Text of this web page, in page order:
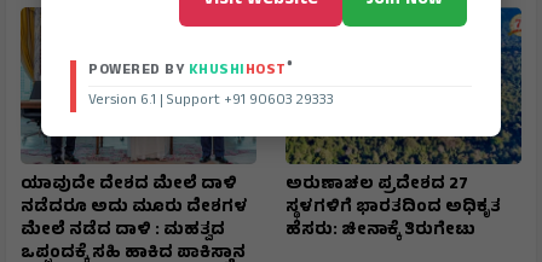
ಯಾವುದೇ ದೇಶದ ಮೇಲೆ ದಾಳಿ
ನಡೆದರೂ ಅದು ಮೂರು ದೇಶಗಳ
ಮೇಲೆ ನಡೆದ ದಾಳಿ : ಮಹತ್ವದ
ಒಪ್ಪಂದಕ್ಕೆ ಸಹಿ ಹಾಕಿದ ಪಾಕಿಸ್ತಾನ
ಅರುಣಾಚಲ ಪ್ರದೇಶದ 27
ಸ್ಥಳಗಳಿಗೆ ಭಾರತದಿಂದ ಅಧಿಕೃತ
ಹೆಸರು: ಚೀನಾಕ್ಕೆ ತಿರುಗೇಟು
POWERED BY KHUSHIHOST®
Version 6.1 | Support +91 90603 29333